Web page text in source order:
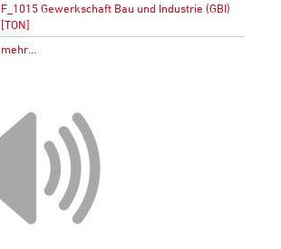
F_1015 Gewerkschaft Bau und Industrie (GBI)
[TON]
mehr…